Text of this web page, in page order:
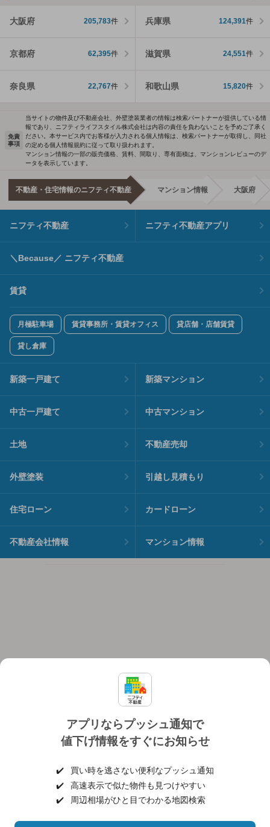
大阪府 205,783件 兵庫県 124,391件
京都府 62,395件 滋賀県 24,551件
奈良県 22,767件 和歌山県 15,820件
アプリならプッシュ通知で
値下げ情報をすぐにお知らせ
✔️
買い時を逃さない便利なプッシュ通知
✔️
高速表示で似た物件も見つけやすい
✔️
周辺相場がひと目でわかる地図検索
免責
事項
当サイトの物件及び不動産会社、外壁塗装業者の情報は検索パートナーが提供している情
報であり、ニフティライフスタイル株式会社は内容の責任を負わないことを予めご了承く
ださい。本サービス内でお客様が入力される個人情報は、検索パートナーが取得し、同社
の定める個人情報規約に従って取り扱われます。
マンション情報の一部の販売価格、賃料、間取り、専有面積は、マンションレビューのデ
ータを表示しています。
不動産・住宅情報のニフティ不動産 マンション情報 大阪府
ニフティ不動産 ニフティ不動産アプリ
＼Because／ ニフティ不動産
賃貸
月極駐車場 賃貸事務所・賃貸オフィス 貸店舗・店舗賃貸
貸し倉庫
新築一戸建て 新築マンション
中古一戸建て 中古マンション
土地 不動産売却
外壁塗装 引越し見積もり
住宅ローン カードローン
不動産会社情報 マンション情報
個人情報保護ポリシー 利用規約
ヘルプ・お問い合わせ 採用情報